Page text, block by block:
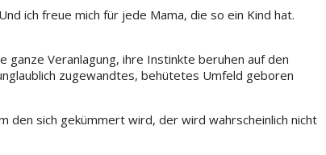
ich freue mich für jede Mama, die so ein Kind hat.
ganze Veranlagung, ihre Instinkte beruhen auf den
zugewandtes, behütetes Umfeld geboren
den sich gekümmert wird, der wird wahrscheinlich nicht